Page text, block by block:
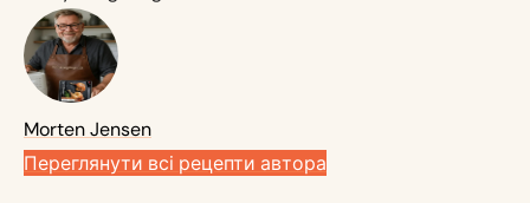
Morten Jensen
Переглянути всі рецепти автора